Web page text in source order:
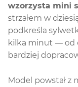
wzorzysta mini
strzałem w
podkreśla
kilka minut — od
bardziej
Model powstał z